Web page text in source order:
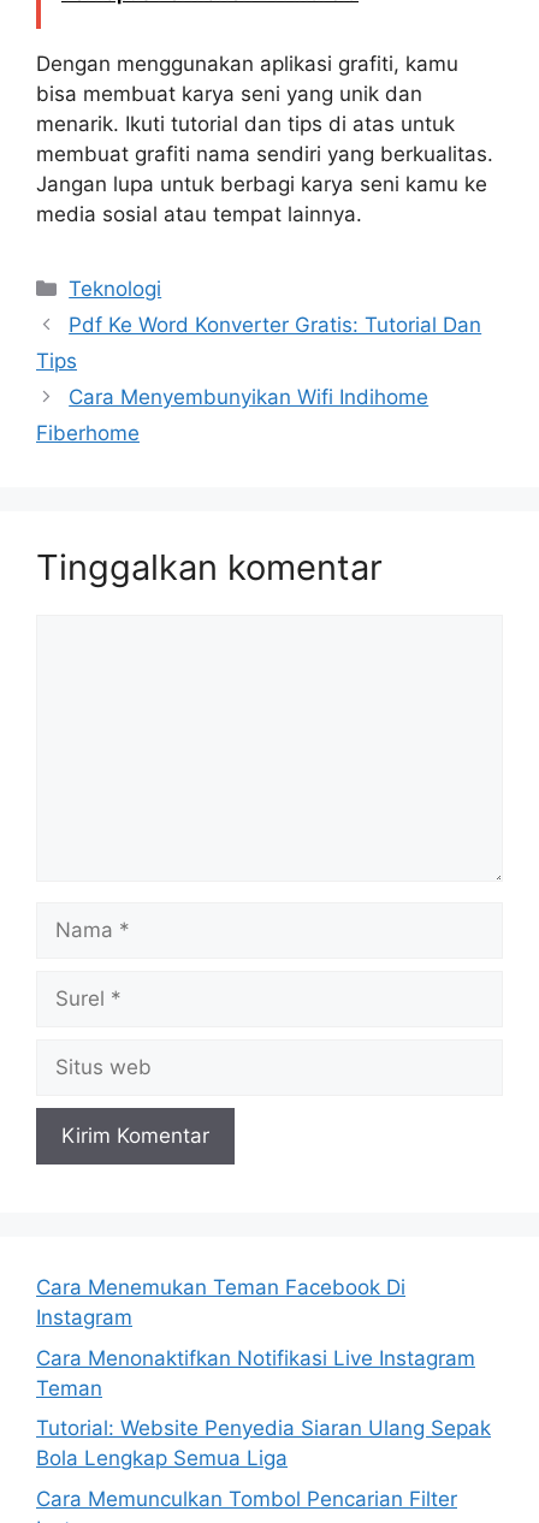
Dengan menggunakan aplikasi grafiti, kamu
bisa membuat karya seni yang unik dan
menarik. Ikuti tutorial dan tips di atas untuk
membuat grafiti nama sendiri yang berkualitas.
Jangan lupa untuk berbagi karya seni kamu ke
media sosial atau tempat lainnya.
Kategori
Teknologi
Pdf Ke Word Konverter Gratis: Tutorial Dan
Tips
Cara Menyembunyikan Wifi Indihome
Fiberhome
Tinggalkan komentar
Nama
Surel
Situs
web
Cara Menemukan Teman Facebook Di
Instagram
Cara Menonaktifkan Notifikasi Live Instagram
Teman
Tutorial: Website Penyedia Siaran Ulang Sepak
Bola Lengkap Semua Liga
Cara Memunculkan Tombol Pencarian Filter